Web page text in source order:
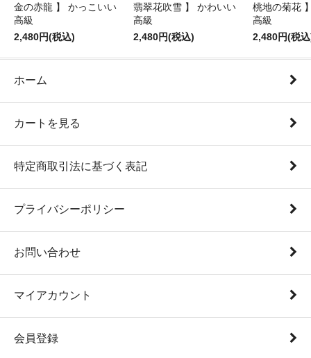
金の赤龍 】 かっこいい
高級
2,480円(税込)
翡翠花吹雪 】 かわいい
高級
2,480円(税込)
桃地の菊花
高級
2,480円(税
ホーム
カートを見る
特定商取引法に基づく表記
プライバシーポリシー
お問い合わせ
マイアカウント
会員登録